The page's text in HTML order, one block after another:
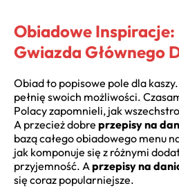
Obiadowe Inspiracje:
Gwiazda Głównego
Obiad to popisowe pole dla
pełnię swoich możliwości.
Polacy zapomnieli, jak
A przecież dobre przepisy na
bazą całego obiadowego menu
jak komponuje się z różnymi
przyjemność. Aprzepisy na
się coraz popularniejsze.